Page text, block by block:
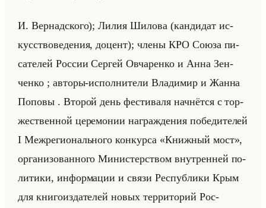
И. Вер­над­ско­го); Лилия Ши­ло­ва (кан­ди­дат ис­
кус­ство­ве­де­ния, до­цент); члены КРО Союза пи­
са­те­лей Рос­сии Сер­гей Ов­ча­рен­ко и Анна Зен­
чен­ко ; ав­то­ры-ис­пол­ни­те­ли Вла­ди­мир и Жанна
По­по­вы . Вто­рой день фе­сти­ва­ля нач­нёт­ся с тор­
же­ствен­ной це­ре­мо­нии на­граж­де­ния по­бе­ди­те­лей
I Меж­ре­ги­онально­го кон­кур­са «Книжный мост»,
ор­га­ни­зо­ван­но­го Ми­ни­стер­ством внут­рен­ней по­
ли­ти­ки, ин­фор­ма­ции и связи Рес­пуб­ли­ки Крым
для кни­го­из­да­те­лей новых тер­ри­то­рий Рос­